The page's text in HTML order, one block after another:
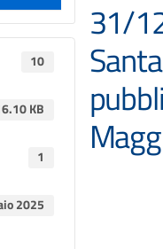
10
KB
1
2025
31/